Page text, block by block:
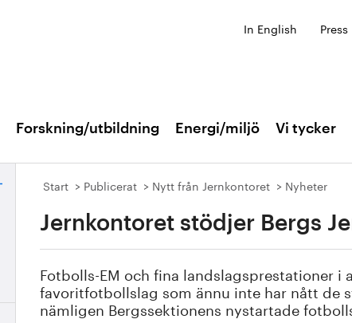
In English Press
Forskning/utbildning Energi/miljö Vi tycker
Start Publicerat Nytt från Jernkontoret Nyheter
Jernkontoret stödjer Bergs
Fotbolls-EM och fina landslagsprestationer i
favoritfotbollslag som ännu inte har nått de
nämligen Bergssektionens nystartade